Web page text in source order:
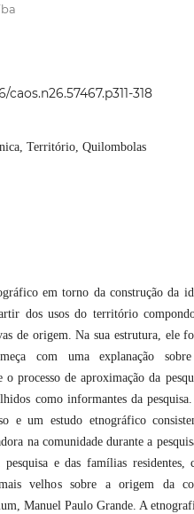
318
Território, Quilombolas
em torno da construção da
dos usos do território
de origem. Na sua estrutura, ele
com uma explanação
processo de aproximação da
como informantes da
e um estudo etnográfico
na comunidade durante a
e das famílias residentes,
velhos sobre a origem da
Manuel Paulo Grande. A